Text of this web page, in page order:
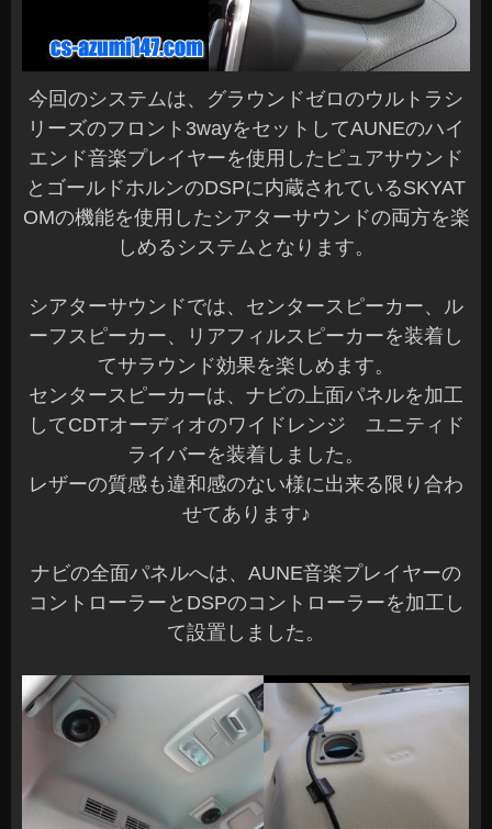
今回のシステムは、グラウンドゼロのウルトラシ
リーズのフロント3wayをセットしてAUNEのハイ
エンド音楽プレイヤーを使用したピュアサウンド
とゴールドホルンのDSPに内蔵されているSKYAT
OMの機能を使用したシアターサウンドの両方を楽
しめるシステムとなります。
シアターサウンドでは、センタースピーカー、ル
ーフスピーカー、リアフィルスピーカーを装着し
てサラウンド効果を楽しめます。
センタースピーカーは、ナビの上面パネルを加工
してCDTオーディオのワイドレンジ ユニティド
ライバーを装着しました。
レザーの質感も違和感のない様に出来る限り合わ
せてあります♪
ナビの全面パネルへは、AUNE音楽プレイヤーの
コントローラーとDSPのコントローラーを加工し
て設置しました。